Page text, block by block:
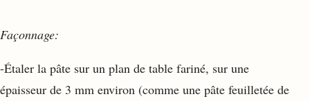
Façonnage:
-Étaler la pâte sur un plan de table fariné, sur une
épaisseur de 3 mm environ (comme une pâte feuilletée de